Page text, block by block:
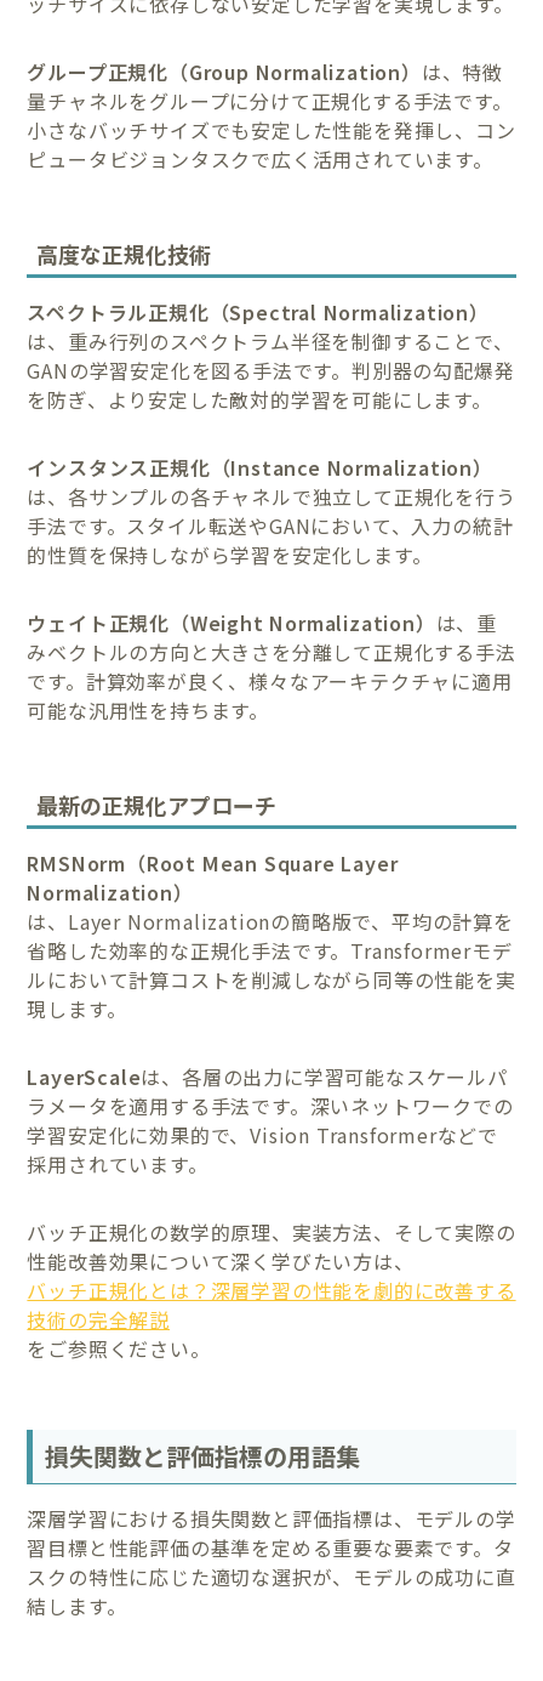
グループ正規化（Group Normalization） は、特徴
量チャネルをグループに分けて正規化する手法です。
小さなバッチサイズでも安定した性能を発揮し、コン
ピュータビジョンタスクで広く活用されています。
高度な正規化技術
スペクトラル正規化（Spectral Normalization）
は、重み行列のスペクトラム半径を制御することで、
GANの学習安定化を図る手法です。判別器の勾配爆発
を防ぎ、より安定した敵対的学習を可能にします。
インスタンス正規化（Instance Normalization）
は、各サンプルの各チャネルで独立して正規化を行う
手法です。スタイル転送やGANにおいて、入力の統計
的性質を保持しながら学習を安定化します。
ウェイト正規化（Weight Normalization） は、重
みベクトルの方向と大きさを分離して正規化する手法
です。計算効率が良く、様々なアーキテクチャに適用
可能な汎用性を持ちます。
最新の正規化アプローチ
RMSNorm（Root Mean Square Layer
Normalization）
は、Layer Normalizationの簡略版で、平均の計算を
省略した効率的な正規化手法です。Transformerモデ
ルにおいて計算コストを削減しながら同等の性能を実
現します。
LayerScaleは、各層の出力に学習可能なスケールパ
ラメータを適用する手法です。深いネットワークでの
学習安定化に効果的で、Vision Transformerなどで
採用されています。
バッチ正規化の数学的原理、実装方法、そして実際の
性能改善効果について深く学びたい方は、
バッチ正規化とは？深層学習の性能を劇的に改善する
技術の完全解説
をご参照ください。
損失関数と評価指標の用語集
深層学習における損失関数と評価指標は、モデルの学
習目標と性能評価の基準を定める重要な要素です。タ
スクの特性に応じた適切な選択が、モデルの成功に直
結します。